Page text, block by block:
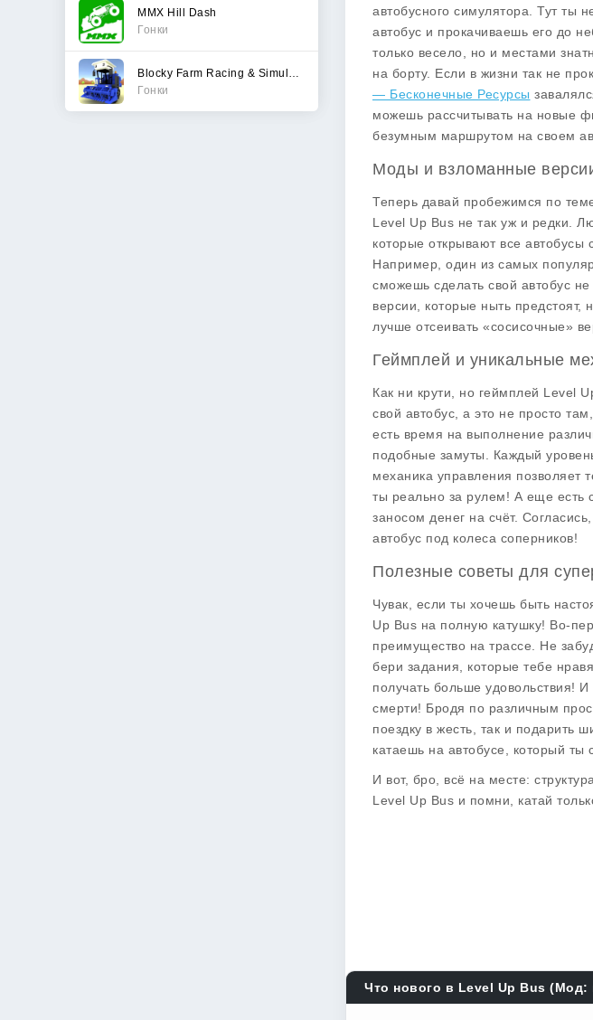
MMX Hill Dash
Гонки
Гонки
автобусного симулятора. Тут ты
автобус и прокачиваешь его до
только весело, но и местами
на борту. Если в жизни так не
— Бесконечные Ресурсы
можешь рассчитывать на новые
безумным маршрутом на своем
Моды и взломанные
Теперь давай пробежимся по
Level Up Bus не так уж и редки.
которые открывают все
Например, один из самых
сможешь сделать свой автобус
версии, которые ныть предстоят,
лучше отсеивать «сосисочные»
Геймплей и уникальные
Как ни крути, но геймплей Level
свой автобус, а это не просто
есть время на выполнение
подобные замуты. Каждый
механика управления позволяет
ты реально за рулем! А еще есть
заносом денег на счёт.
автобус под колеса соперников!
Полезные советы для
Чувак, если ты хочешь быть
Up Bus на полную катушку! Во-
преимущество на трассе. Не
бери задания, которые тебе
получать больше удовольствия!
смерти! Бродя по различным
поездку в жесть, так и подарить
катаешь на автобусе, который ты
И вот, бро, всё на месте:
Level Up Bus и помни, катай
Что нового в Level Up Bus (Мод: